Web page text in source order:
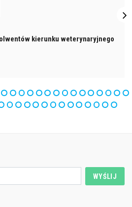
kierunku weterynaryjnego
WYŚLIJ